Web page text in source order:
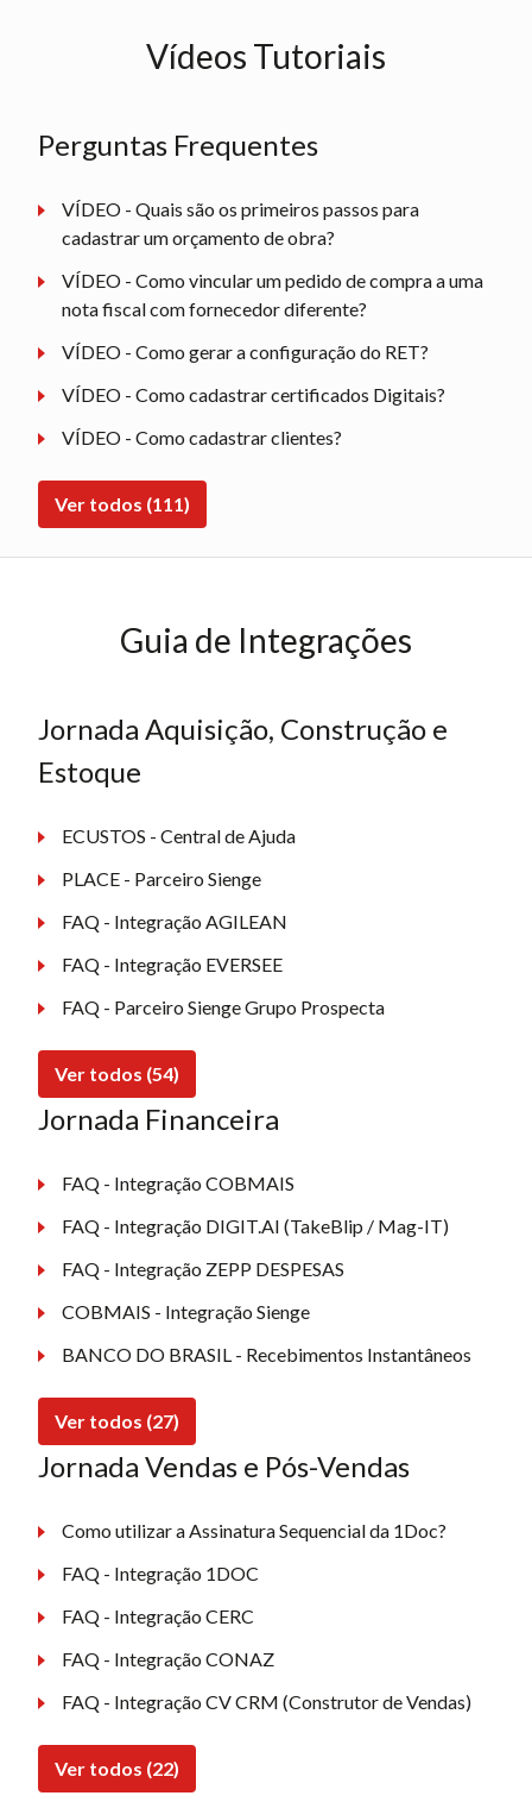
Vídeos Tutoriais
Perguntas Frequentes
VÍDEO - Quais são os primeiros passos para
cadastrar um orçamento de obra?
VÍDEO - Como vincular um pedido de compra a uma
nota fiscal com fornecedor diferente?
VÍDEO - Como gerar a configuração do RET?
VÍDEO - Como cadastrar certificados Digitais?
VÍDEO - Como cadastrar clientes?
Ver todos (111)
Guia de Integrações
Jornada Aquisição, Construção e
Estoque
ECUSTOS - Central de Ajuda
PLACE - Parceiro Sienge
FAQ - Integração AGILEAN
FAQ - Integração EVERSEE
FAQ - Parceiro Sienge Grupo Prospecta
Ver todos (54)
Jornada Financeira
FAQ - Integração COBMAIS
FAQ - Integração DIGIT.AI (TakeBlip / Mag-IT)
FAQ - Integração ZEPP DESPESAS
COBMAIS - Integração Sienge
BANCO DO BRASIL - Recebimentos Instantâneos
Ver todos (27)
Jornada Vendas e Pós-Vendas
Como utilizar a Assinatura Sequencial da 1Doc?
FAQ - Integração 1DOC
FAQ - Integração CERC
FAQ - Integração CONAZ
FAQ - Integração CV CRM (Construtor de Vendas)
Ver todos (22)